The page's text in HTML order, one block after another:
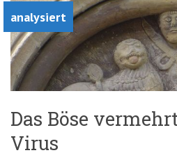
analysiert
Das Böse
Virus